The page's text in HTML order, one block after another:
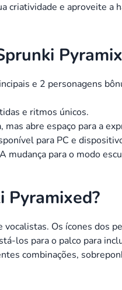
criatividade e aproveite a
e 2 personagens
e ritmos únicos.
abre espaço para a
para PC e
A mudança para o modo
Pyramixed?
Os ícones dos
los para o palco para
combinações,